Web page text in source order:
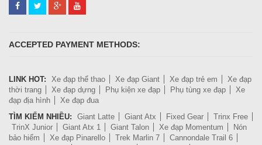
ACCEPTED PAYMENT METHODS:
LINK HOT: Xe đạp thể thao Xe đạp Giant Xe đạp trẻ em
Xe đạp
thời trang
Xe đạp dựng Phụ kiện xe đạp Phụ tùng xe đạp
Xe
đạp địa hình
Xe đạp đua
TÌM KIẾM NHIỀU:
Giant Latte Giant Atx Fixed Gear
Trinx Free
TrinX Junior
Giant Atx 1 Giant Talon Xe đạp Momentum
Nón
bảo hiểm
Xe đạp Pinarello Trek Marlin 7
Cannondale Trail 6